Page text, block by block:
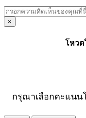
×
โหว
กรุณาเลือกคะแนน